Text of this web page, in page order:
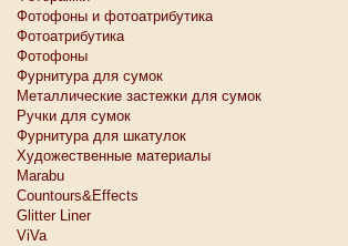
Фотофоны и фотоатрибутика
Фотоатрибутика
Фотофоны
Фурнитура для сумок
Металлические застежки для сумок
Ручки для сумок
Фурнитура для шкатулок
Художественные материалы
Marabu
Countours&Effects
Glitter Liner
ViVa